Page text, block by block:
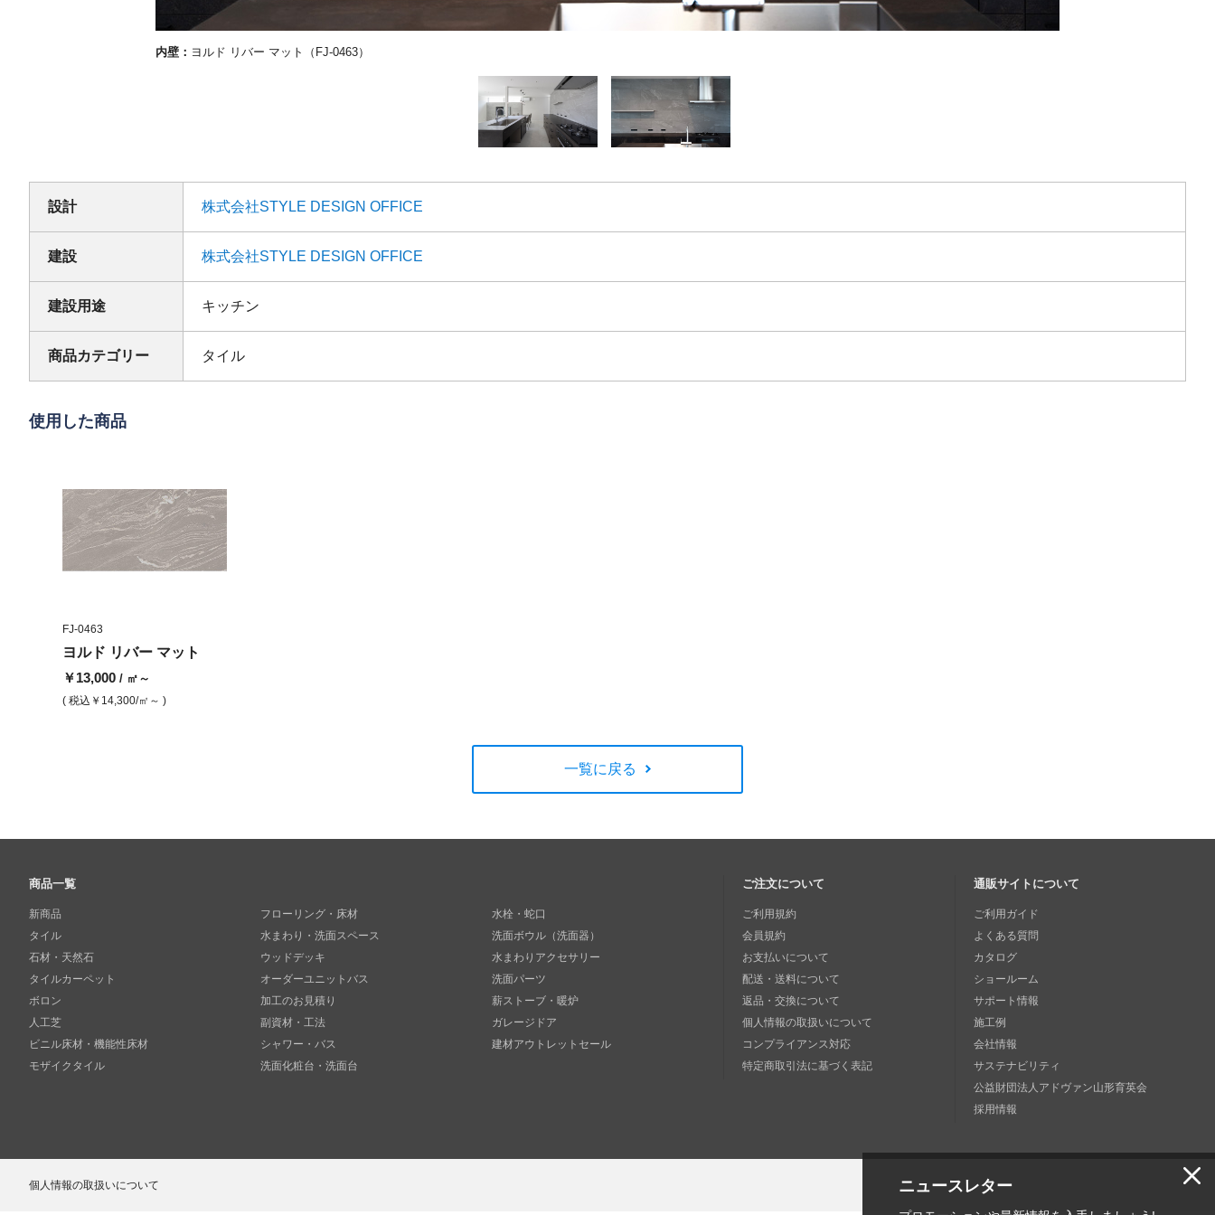
ニュースレター
内壁： ヨルド リバー マット（FJ-0463）
設計 株式会社STYLE DESIGN OFFICE
建設 株式会社STYLE DESIGN OFFICE
建設用途 キッチン
商品カテゴリー タイル
使用した商品
FJ-0463
ヨルド リバー マット
￥13,000 / ㎡～
( 税込 ￥14,300/㎡～ )
一覧に戻る
商品一覧
新商品
タイル
石材・天然石
タイルカーペット
ボロン
人工芝
ビニル床材・機能性床材
モザイクタイル
フローリング・床材
水まわり・洗面スペース
ウッドデッキ
オーダーユニットバス
加工のお見積り
副資材・工法
シャワー・バス
洗面化粧台・洗面台
水栓・蛇口
洗面ボウル（洗面器）
水まわりアクセサリー
洗面パーツ
薪ストーブ・暖炉
ガレージドア
建材アウトレットセール
ご注文について
ご利用規約
会員規約
お支払いについて
配送・送料について
返品・交換について
個人情報の取扱いについて
コンプライアンス対応
特定商取引法に基づく表記
通販サイトについて
ご利用ガイド
よくある質問
カタログ
ショールーム
サポート情報
施工例
会社情報
サステナビリティ
公益財団法人アドヴァン山形育英会
採用情報
個人情報の取扱いについて